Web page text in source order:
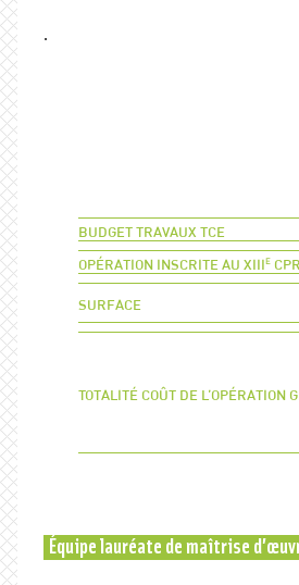
.
Budget travaux TCE
Opération inscrite au XIIIe
Surface
Totalité coût de l’opération
Équipe lauréate de maîtrise